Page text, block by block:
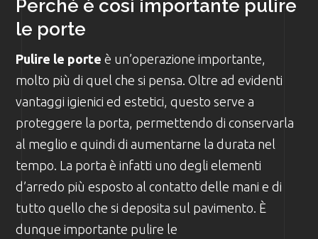
Perché è così importante pulire
le porte
Pulire le porte è un’operazione importante,
molto più di quel che si pensa. Oltre ad evidenti
vantaggi igienici ed estetici, questo serve a
proteggere la porta, permettendo di conservarla
al meglio e quindi di aumentarne la durata nel
tempo. La porta è infatti uno degli elementi
d’arredo più esposto al contatto delle mani e di
tutto quello che si deposita sul pavimento. È
dunque importante pulire le